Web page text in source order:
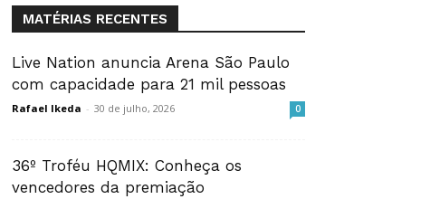
MATÉRIAS RECENTES
Live Nation anuncia Arena São Paulo
com capacidade para 21 mil pessoas
Rafael Ikeda - 30 de julho, 2026 0
36º Troféu HQMIX: Conheça os
vencedores da premiação